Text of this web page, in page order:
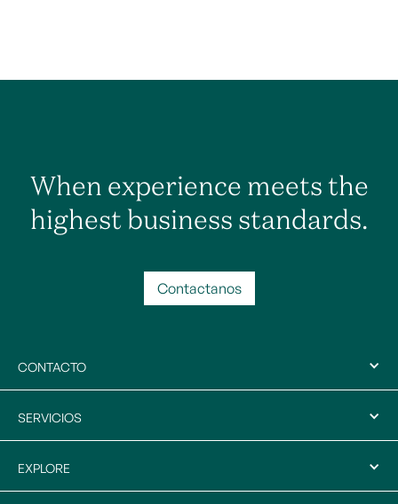
When experience meets the
highest business standards.
Contactanos
CONTACTO
SERVICIOS
EXPLORE